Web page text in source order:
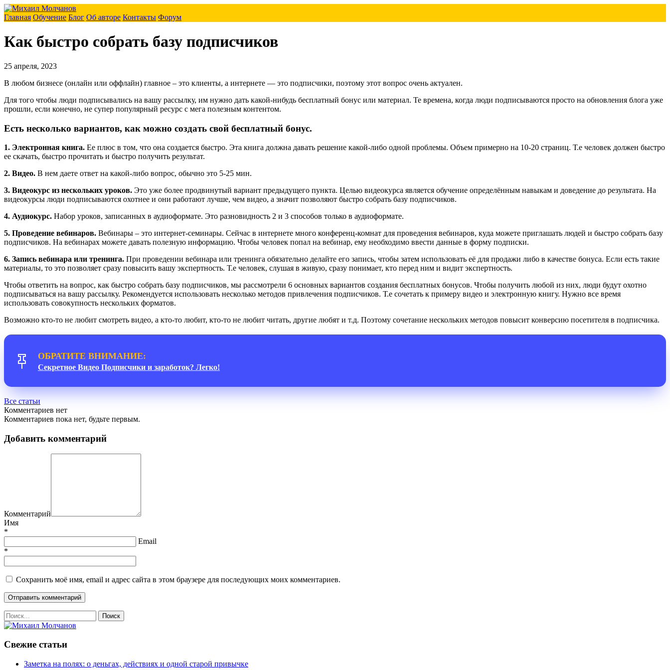
Главная Обучение Блог Об авторе Контакты Форум
Как быстро собрать базу подписчиков
25 апреля, 2023
В любом бизнесе (онлайн или оффлайн) главное – это клиенты, а интернете — это подписчики, поэтому этот вопрос очень актуален.
Для того чтобы люди подписывались на вашу рассылку, им нужно дать какой-нибудь бесплатный бонус или материал. Те времена, когда люди подписываются просто на обновления блога уже
прошли, если конечно, не супер популярный ресурс с мега полезным контентом.
Есть несколько вариантов, как можно создать свой бесплатный бонус.
1. Электронная книга. Ее плюс в том, что она создается быстро. Эта книга должна давать решение какой-либо одной проблемы. Объем примерно на 10-20 страниц. Т.е человек должен быстро
ее скачать, быстро прочитать и быстро получить результат.
2. Видео. В нем даете ответ на какой-либо вопрос, обычно это 5-25 мин.
3. Видеокурс из нескольких уроков. Это уже более продвинутый вариант предыдущего пункта. Целью видеокурса является обучение определённым навыкам и доведение до результата. На
видеокурсы люди подписываются охотнее и они работают лучше, чем видео, а значит позволяют быстро собрать базу подписчиков.
4. Аудиокурс. Набор уроков, записанных в аудиоформате. Это разновидность 2 и 3 способов только в аудиоформате.
5. Проведение вебинаров. Вебинары – это интернет-семинары. Сейчас в интернете много конференц-комнат для проведения вебинаров, куда можете приглашать людей и быстро собрать базу
подписчиков. На вебинарах можете давать полезную информацию. Чтобы человек попал на вебинар, ему необходимо ввести данные в форму подписки.
6. Запись вебинара или тренинга. При проведении вебинара или тренинга обязательно делайте его запись, чтобы затем использовать её для продажи либо в качестве бонуса. Если есть такие
материалы, то это позволяет сразу повысить вашу экспертность. Т.е человек, слушая в живую, сразу понимает, кто перед ним и видит экспертность.
Чтобы ответить на вопрос, как быстро собрать базу подписчиков, мы рассмотрели 6 основных вариантов создания бесплатных бонусов. Чтобы получить любой из них, люди будут охотно
подписываться на вашу рассылку. Рекомендуется использовать несколько методов привлечения подписчиков. Т.е сочетать к примеру видео и электронную книгу. Нужно все время
использовать совокупность нескольких форматов.
Возможно кто-то не любит смотреть видео, а кто-то любит, кто-то не любит читать, другие любят и т.д. Поэтому сочетание нескольких методов повысит конверсию посетителя в подписчика.
ОБРАТИТЕ ВНИМАНИЕ:
Секретное Видео Подписчики и заработок? Легко!
Все статьи
Комментариев нет
Комментариев пока нет, будьте первым.
Добавить комментарий
Комментарий
Имя
*
Email
*
Сохранить моё имя, email и адрес сайта в этом браузере для последующих моих комментариев.
Свежие статьи
Заметка на полях: о деньгах, действиях и одной старой привычке